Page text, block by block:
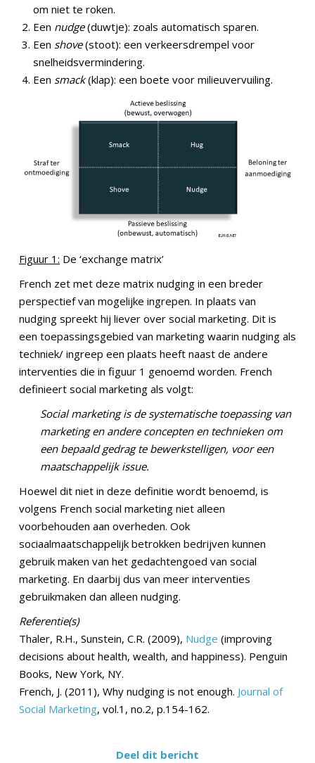
om niet te roken.
Een nudge(duwtje): zoals automatisch sparen.
Een shove(stoot): een verkeersdrempel voor
snelheidsvermindering.
Een smack(klap): een boete voor milieuvervuiling.
Figuur 1: De ‘exchange matrix’
French zet met deze matrix nudging in een breder
perspectief van mogelijke ingrepen. In plaats van
nudging spreekt hij liever over social marketing. Dit is
een toepassingsgebied van marketing waarin nudging als
techniek/ ingreep een plaats heeft naast de andere
interventies die in figuur 1 genoemd worden. French
definieert social marketing als volgt:
Social marketing is de systematische toepassing van
marketing en andere concepten en technieken om
een bepaald gedrag te bewerkstelligen, voor een
maatschappelijk issue.
Hoewel dit niet in deze definitie wordt benoemd, is
volgens French social marketing niet alleen
voorbehouden aan overheden. Ook
sociaalmaatschappelijk betrokken bedrijven kunnen
gebruik maken van het gedachtengoed van social
marketing. En daarbij dus van meer interventies
gebruikmaken dan alleen nudging.
Referentie(s)
Thaler, R.H., Sunstein, C.R. (2009), Nudge (improving
decisions about health, wealth, and happiness). Penguin
Books, New York, NY.
French, J. (2011), Why nudging is not enough. Journal of
Social Marketing, vol.1, no.2, p.154-162.
Deel dit bericht